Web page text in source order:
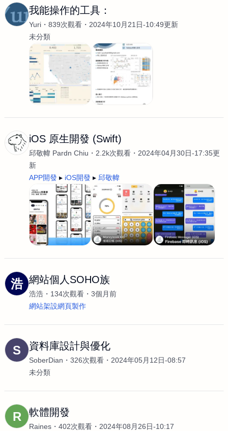
我能操作的工具：
Yuri 839次觀看
2024年10月21日-10:49更新
未分類
iOS 原生開發 (Swift)
邱敬幃 Pardn Chiu 2.2k次觀看
2024年04月30日-17:35更
新
APP開發
iOS開發 邱敬幃
浩 網站個人SOHO族
浩浩 134次觀看
3個月前
網站架設網頁製作
S 資料庫設計與優化
SoberDian 326次觀看
2024年05月12日-08:57
未分類
R 軟體開發
Raines 402次觀看
2024年08月26日-10:17